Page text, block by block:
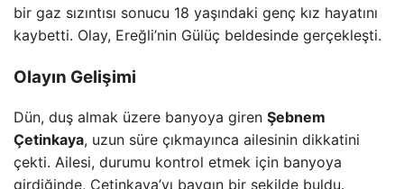
bir gaz sızıntısı sonucu 18 yaşındaki genç kız hayatını
kaybetti. Olay, Ereğli’nin Gülüç beldesinde gerçekleşti.
Olayın Gelişimi
Dün, duş almak üzere banyoya giren Şebnem
Çetinkaya, uzun süre çıkmayınca ailesinin dikkatini
çekti. Ailesi, durumu kontrol etmek için banyoya
girdiğinde, Çetinkaya’yı baygın bir şekilde buldu.